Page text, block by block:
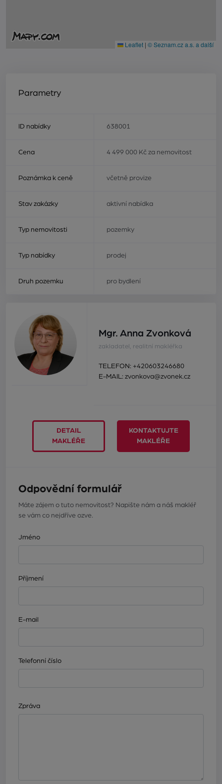
Leaflet | © Seznam.cz a.s. a další
Parametry
ID nabídky 638001
Cena 4 499 000 Kč za nemovitost
Poznámka k ceně včetně provize
Stav zakázky aktivní nabídka
Typ nemovitosti pozemky
Typ nabídky prodej
Druh pozemku pro bydlení
Mgr. Anna Zvonková
zakladatel, realitní makléřka
TELEFON: +420603246680
E-MAIL: zvonkova@zvonek.cz
DETAIL
MAKLÉŘE
KONTAKTUJTE
MAKLÉŘE
Odpovědní formulář
Máte zájem o tuto nemovitost? Napište nám a náš makléř
se vám co nejdříve ozve.
Jméno
Příjmení
E-mail
Telefonní číslo
Zpráva